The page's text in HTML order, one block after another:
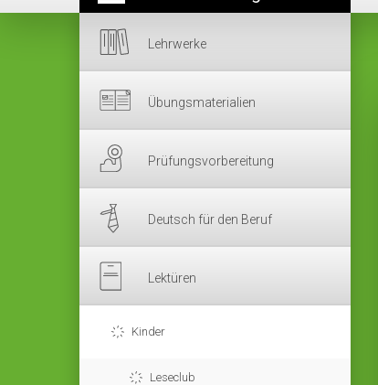
Lehrwerke
Übungsmaterialien
Prüfungsvorbereitung
Deutsch für den Beruf
Lektüren
Kinder
Leseclub